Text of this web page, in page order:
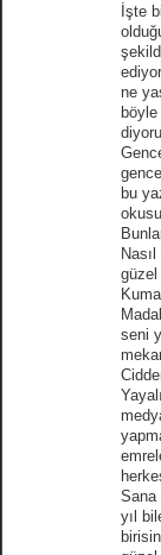
İşte
ne
böyle
bu
güzel
seni
Sana
yıl